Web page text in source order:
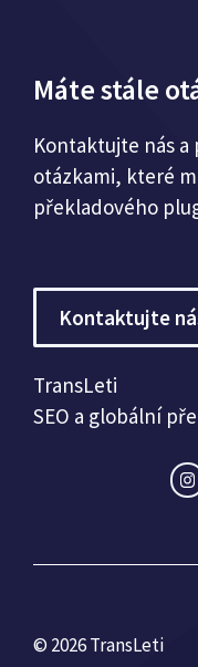
Máte stále
Kontaktujte nás
otázkami, které
překladového
Kontaktujte
TransLeti
SEO a globální
© 2026 TransLeti